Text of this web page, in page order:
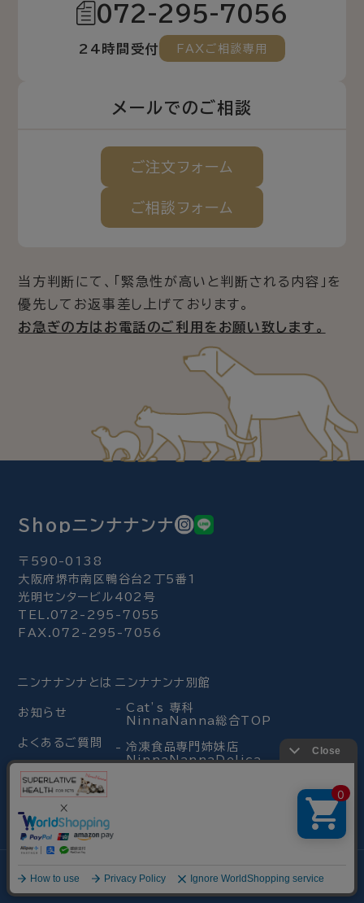
本日PM 0:00 までのご注文で
072-295-7056
24時間受付 FAXご相談専用
メールでのご相談
ご注文 フォーム
ご相談 フォーム
当方判断にて、「緊急性が高いと判断される内容」を
優先してお返事差し上げております。
お急ぎの方はお電話のご利用をお願い致します。
Shopニンナナンナ
〒590-0138
大阪府堺市南区鴨谷台2丁5番1
光明センタービル402号
TEL.072-295-7055
FAX.072-295-7056
ニンナナンナとは
お知らせ
よくあるご質問
送料・手数料
お支払い方法
お客様の声
ニンナナンナ別館
Cat’s 専科
NinnaNanna総合TOP
冷凍食品専門姉妹店
NinnaNannaDelica
絞り込み
検索